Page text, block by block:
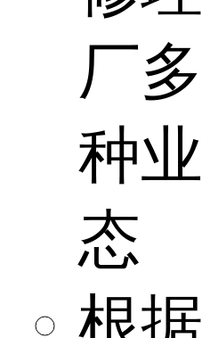
厂多
种业
态
根据